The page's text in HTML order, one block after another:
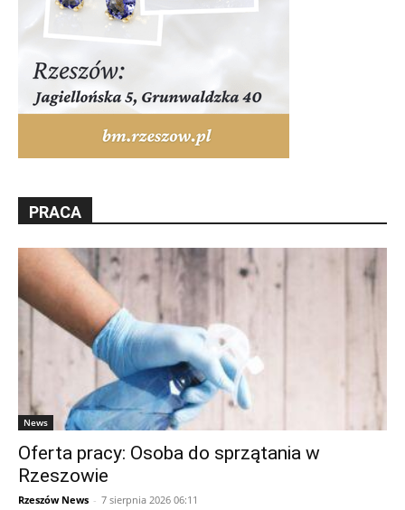
PRACA
News
Oferta pracy: Osoba do sprzątania w
Rzeszowie
Rzeszów News - 7 sierpnia 2026 06:11